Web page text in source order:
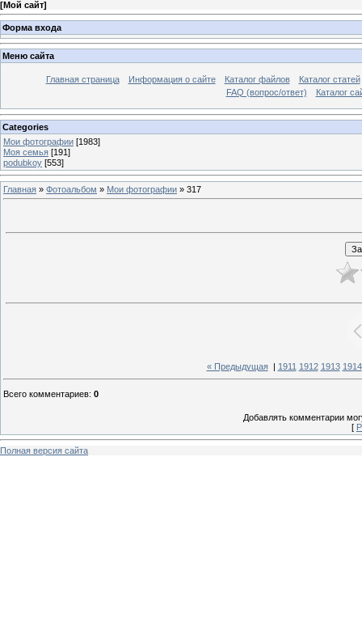
[Мой сайт]
Форма входа
Меню сайта
Главная страница Информация о сайте Каталог файлов
Каталог статей
FAQ (вопрос/ответ)
Каталог
Categories
Мои фотографии [1983]
Моя семья [191]
podubkoy [553]
Главная » Фотоальбом » Мои фотографии » 317
« Предыдущая| 1911 1912 1913 1914
Всего комментариев: 0
Добавлять комментарии
[
Полная версия сайта